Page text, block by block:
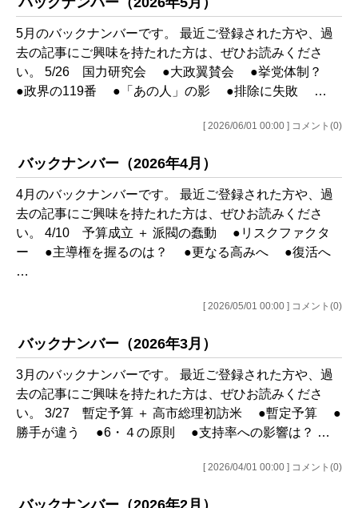
5月のバックナンバーです。 最近ご登録された方や、過
去の記事にご興味を持たれた方は、ぜひお読みくださ
い。 5/26 国力研究会 ●大政翼賛会 ●挙党体制？
●政界の119番 ●「あの人」の影 ●排除に失敗 …
[ 2026/06/01 00:00 ] コメント(0)
バックナンバー（2026年4月）
4月のバックナンバーです。 最近ご登録された方や、過
去の記事にご興味を持たれた方は、ぜひお読みくださ
い。 4/10 予算成立 ＋ 派閥の蠢動 ●リスクファクタ
ー ●主導権を握るのは？ ●更なる高みへ ●復活へ
…
[ 2026/05/01 00:00 ] コメント(0)
バックナンバー（2026年3月）
3月のバックナンバーです。 最近ご登録された方や、過
去の記事にご興味を持たれた方は、ぜひお読みくださ
い。 3/27 暫定予算 ＋ 高市総理初訪米 ●暫定予算 ●
勝手が違う ●6・４の原則 ●支持率への影響は？ …
[ 2026/04/01 00:00 ] コメント(0)